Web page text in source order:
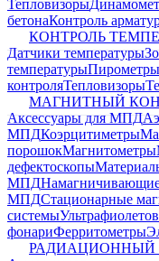
Тепловизоры
бетонаКонтроль
КОНТРОЛЬ
Датчики температуры
температурыПирометры
контроляТепловизоры
МАГНИТНЫЙ
Аксессуары для МПД
МПДКоэрцитиметры
порошокМагнитометры
дефектоскопы
МПДНамагничивающие
МПДСтационарные
системы
фонариФерритометры
РАДИАЦИОННЫЙ